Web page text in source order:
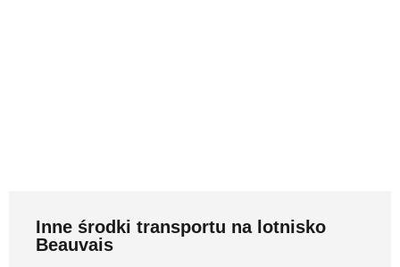
Inne środki transportu na lotnisko
Beauvais